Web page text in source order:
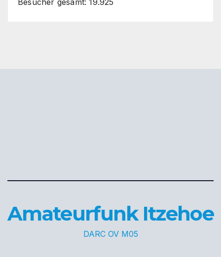
Besucher gesamt:19.925
Amateurfunk Itzehoe
DARC OV M05